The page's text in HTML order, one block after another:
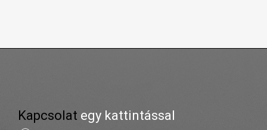
Kapcsolat egy kattintással